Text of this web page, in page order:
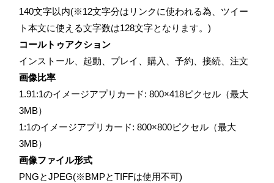
140文字以内(※12文字分はリンクに使われる為、ツイー
ト本文に使える文字数は128文字となります。)
コールトゥアクション
インストール、起動、プレイ、購入、予約、接続、注文
画像比率
1.91:1のイメージアプリカード: 800×418ピクセル（最大
3MB）
1:1のイメージアプリカード: 800×800ピクセル（最大
3MB）
画像ファイル形式
PNGとJPEG(※BMPとTIFFは使用不可)